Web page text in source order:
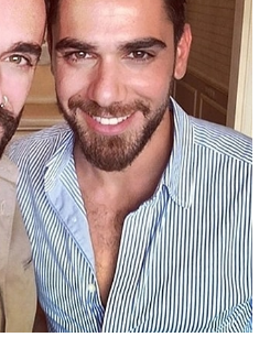
Video
Test
Gündem